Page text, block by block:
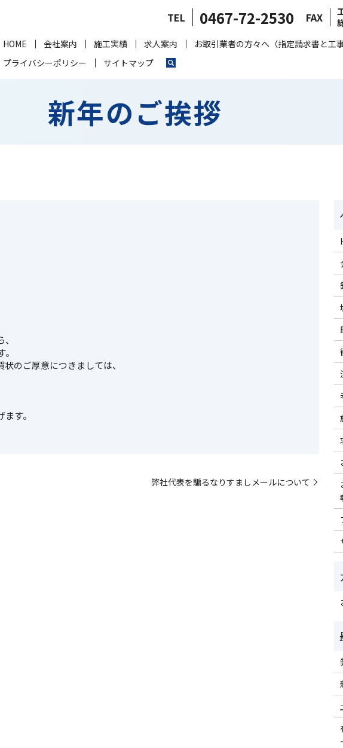
HOME 会社案内 施工実績 求人案内 お取引業者の方々へ（指定請求書と工
プライバシーポリシー
サイトマップ
TEL 0467-72-2530 FAX
新年のご挨拶
のご厚意につきましては、
す。
弊社代表を騙るなりすましメールについて